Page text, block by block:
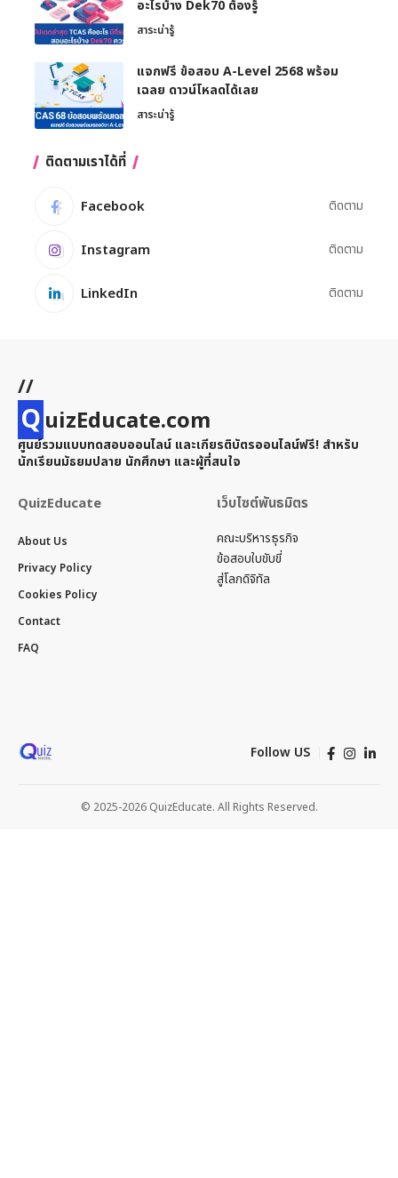
อะไรบ้าง Dek70 ต้องรู้
สาระน่ารู้
แจกฟรี ข้อสอบ A-Level 2568 พร้อม
เฉลย ดาวน์โหลดได้เลย
สาระน่ารู้
ติดตามเราได้ที่
Facebook ติดตาม
Instagram ติดตาม
LinkedIn ติดตาม
//
QuizEducate.com
ศูนย์รวมแบบทดสอบออนไลน์ และเกียรติบัตรออนไลน์ฟรี! สำหรับ
นักเรียนมัธยมปลาย นักศึกษา และผู้ที่สนใจ
QuizEducate
About Us
Privacy Policy
Cookies Policy
Contact
FAQ
เว็บไซต์พันธมิตร
คณะบริหารธุรกิจ
ข้อสอบใบขับขี่
สู่โลกดิจิทัล
Follow US
© 2025-2026 QuizEducate. All Rights Reserved.